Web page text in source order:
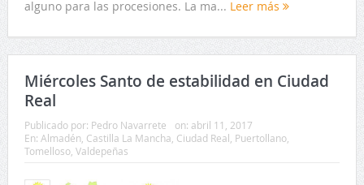
alguno para las procesiones. La ma... Leer más
Miércoles Santo de estabilidad en Ciudad
Real
Publicado por: Pedro Navarrete on: abril 11, 2017
En: Almadén Castilla La Mancha Ciudad Real Puertollano,
Tomelloso, Valdepeñas